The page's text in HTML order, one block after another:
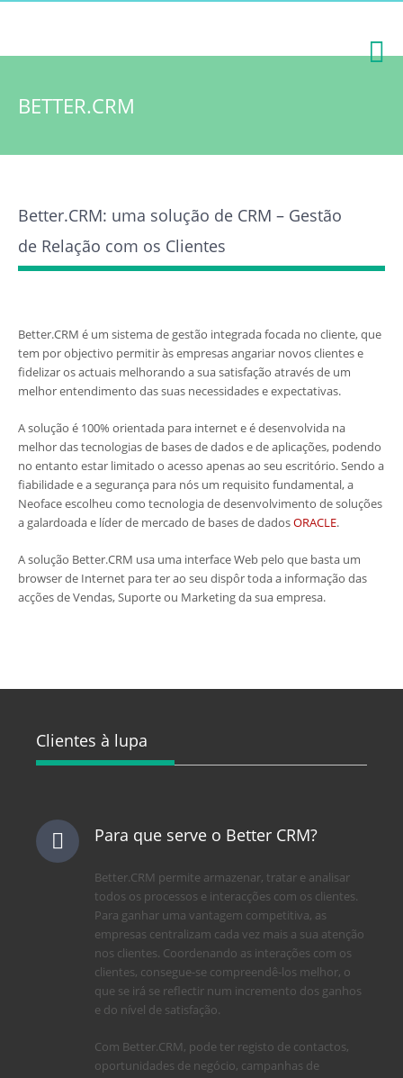
BETTER.CRM
Better.CRM: uma solução de CRM – Gestão
de Relação com os Clientes
Better.CRM é um sistema de gestão integrada focada no cliente, que
tem por objectivo permitir às empresas angariar novos clientes e
fidelizar os actuais melhorando a sua satisfação através de um
melhor entendimento das suas necessidades e expectativas.
A solução é 100% orientada para internet e é desenvolvida na
melhor das tecnologias de bases de dados e de aplicações, podendo
no entanto estar limitado o acesso apenas ao seu escritório. Sendo a
fiabilidade e a segurança para nós um requisito fundamental, a
Neoface escolheu como tecnologia de desenvolvimento de soluções
a galardoada e líder de mercado de bases de dadosORACLE.
A solução Better.CRM usa uma interface Web pelo que basta um
browser de Internet para ter ao seu dispôr toda a informação das
acções de Vendas, Suporte ou Marketing da sua empresa.
Clientes à lupa
Para que serve o Better CRM?
Better.CRM permite armazenar, tratar e analisar
todos os processos e interacções com os clientes.
Para ganhar uma vantagem competitiva, as
empresas centralizam cada vez mais a sua atenção
nos clientes. Coordenando as interações com os
clientes, consegue-se compreendê-los melhor, o
que se irá se reflectir num incremento dos ganhos
e do nível de satisfação.
Com Better.CRM, pode ter registo de contactos,
oportunidades de negócio, campanhas de